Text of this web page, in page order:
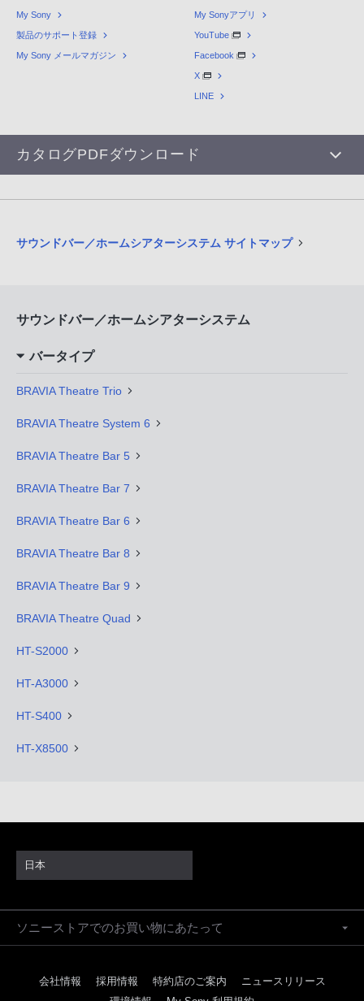
My Sony
製品のサポート登録
My Sony メールマガジン
My Sonyアプリ
YouTube
Facebook
X
LINE
カタログPDFダウンロード
サウンドバー／ホームシアターシステム サイトマップ
サウンドバー／ホームシアターシステム
バータイプ
BRAVIA Theatre Trio
BRAVIA Theatre System 6
BRAVIA Theatre Bar 5
BRAVIA Theatre Bar 7
BRAVIA Theatre Bar 6
BRAVIA Theatre Bar 8
BRAVIA Theatre Bar 9
BRAVIA Theatre Quad
HT-S2000
HT-A3000
HT-S400
HT-X8500
日本
ソニーストアでのお買い物にあたって
会社情報 採用情報 特約店のご案内
ニュースリリース